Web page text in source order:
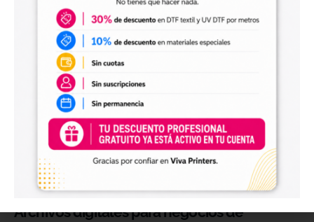
Diseños digitales para impresión UV DTF
También encontrarás
perfectos para personalizar vasos, botellas, termos, cajas,
envases, artículos promocionales y otras superficies rígidas
Estos diseños permiten incorporar nuevas opciones a tu
catálogo de personalización de objetos y preparar
producciones propias utilizando tu impresora UV DTF o tu
proveedor habitual de impresión.
Archivos digitales para negocios de